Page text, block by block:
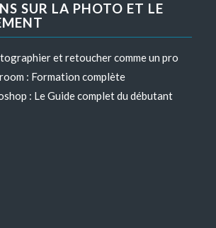
SUR LA PHOTO ET LE
et retoucher comme un pro
: Formation complète
: Le Guide complet du débutant